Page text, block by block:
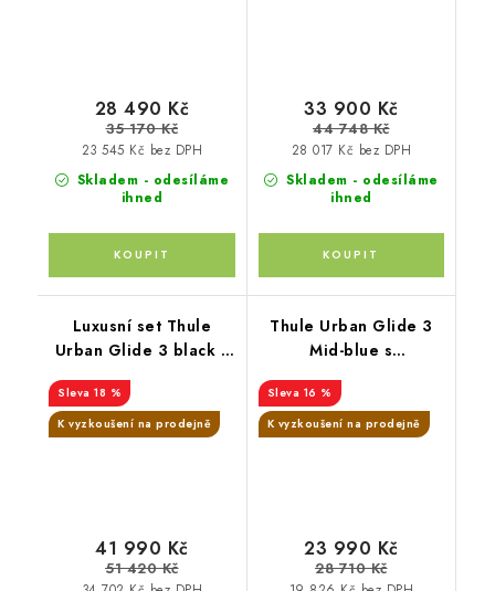
Skladem - odesíláme
ihned
23 545 Kč bez DPH
28 490 Kč
35 170 Kč
Skladem - odesíláme
ihned
28 017 Kč bez DPH
33 900 Kč
44 748 Kč
Luxusní set Thule
Urban Glide 3 black s
magnetickou přezkou+
korba Mid blue+
pláštěnka + moskytiéra
18 %
K vyzkoušení na prodejně
41 990 Kč
51 420 Kč
Thule Urban Glide 3
Mid-blue s
magnetickou přezkou +
hluboká korba Tinted
Taupe
16 %
K vyzkoušení na prodejně
23 990 Kč
28 710 Kč